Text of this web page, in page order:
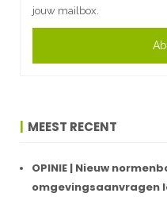
jouw mailbox.
MEEST RECENT
OPINIE | Nieuw
omgevingsaanvragen